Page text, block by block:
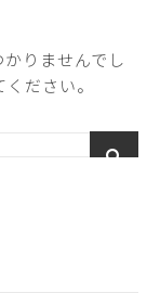
りませんでし
ださい。